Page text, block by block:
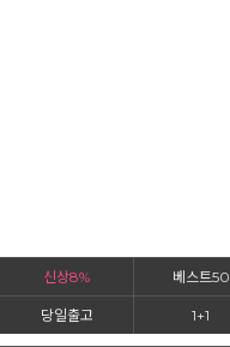
신상8% 베스트50
당일출고 1+1